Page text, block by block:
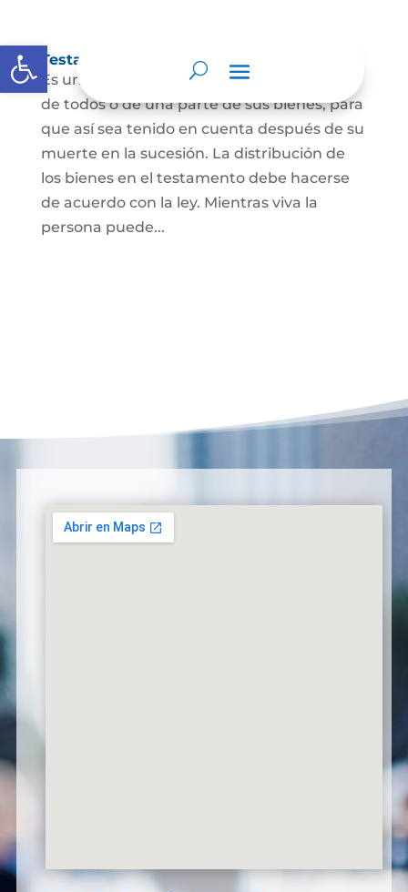
Abrir barra de herramientas
Testamento
Es un acto por el cual una persona dispone
de todos o de una parte de sus bienes, para
que así sea tenido en cuenta después de su
muerte en la sucesión. La distribución de
los bienes en el testamento debe hacerse
de acuerdo con la ley. Mientras viva la
persona puede...